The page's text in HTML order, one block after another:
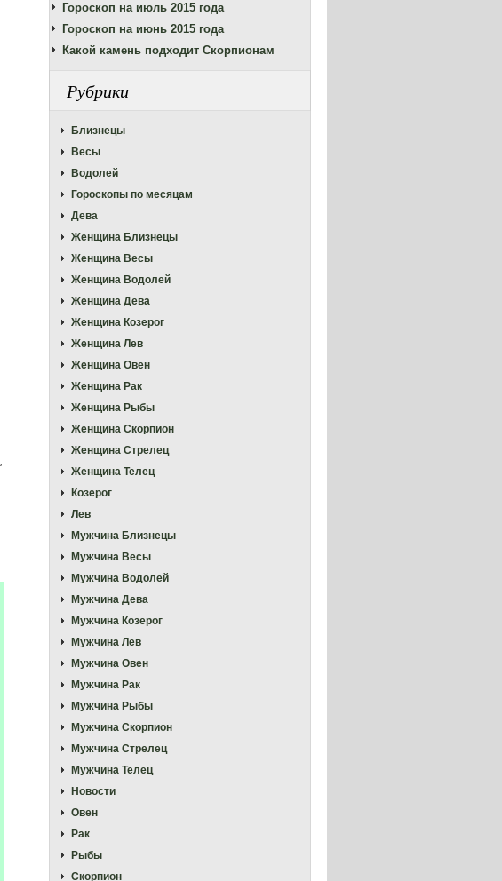
Гороскоп на июль 2015 года
Гороскоп на июнь 2015 года
Какой камень подходит Скорпионам
Рубрики
Близнецы
Весы
Водолей
Гороскопы по месяцам
Дева
Женщина Близнецы
Женщина Весы
Женщина Водолей
Женщина Дева
Женщина Козерог
Женщина Лев
Женщина Овен
Женщина Рак
Женщина Рыбы
Женщина Скорпион
Женщина Стрелец
Женщина Телец
Козерог
Лев
Мужчина Близнецы
Мужчина Весы
Мужчина Водолей
Мужчина Дева
Мужчина Козерог
Мужчина Лев
Мужчина Овен
Мужчина Рак
Мужчина Рыбы
Мужчина Скорпион
Мужчина Стрелец
Мужчина Телец
Новости
Овен
Рак
Рыбы
Скорпион